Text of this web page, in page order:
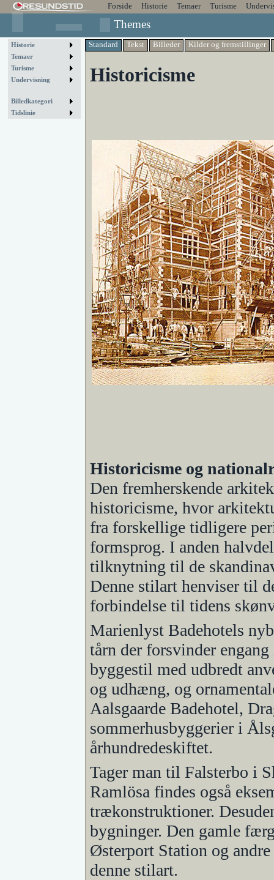
Forside Historie Temaer Turisme
Themes
Historie
Temaer
Turisme
Undervisning
Billedkategori
Tidslinie
Standard Tekst Billeder Kilder og fremstillinger
Historicisme
Historicisme og
Den fremherskende
historicisme, hvor
fra forskellige tidligere
formsprog. I anden
tilknytning til de
Denne stilart henviser til
forbindelse til tidens
Marienlyst Badehotels
tårn der forsvinder
byggestil med udbredt
og udhæng, og
Aalsgaarde Badehotel,
sommerhusbyggerier i
århundredeskiftet.
Tager man til Falsterbo i
Ramlösa findes også
trækonstruktioner.
bygninger. Den gamle
Østerport Station og
denne stilart.